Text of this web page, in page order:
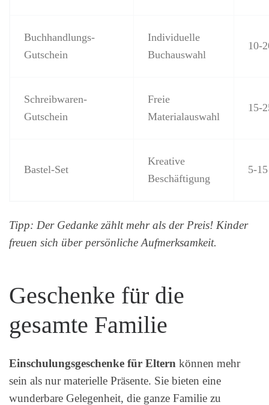
Buchhandlungs-
Gutschein
Individuelle
Buchauswahl
10-
Schreibwaren-
Gutschein
Freie
Materialauswahl
15-
Bastel-Set
Kreative
Beschäftigung
5-
Tipp: Der Gedanke zählt mehr als der Preis! Kinder
freuen sich über persönliche Aufmerksamkeit.
Geschenke für die
gesamte Familie
Einschulungsgeschenke für Eltern können mehr
sein als nur materielle Präsente. Sie bieten eine
wunderbare Gelegenheit, die ganze Familie zu